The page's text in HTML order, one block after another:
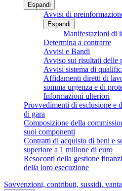
Espandi
Avvisi di
Espandi
Manifestazioni di
Determina a contrarre
Avvisi e Bandi
Avviso sui risultati delle
Avvisi sistema di
Affidamenti diretti di
somma urgenza e di
Informazioni ulteriori
Provvedimenti di esclusione e
di gara
Composizione della
suoi componenti
Contratti di acquisto di beni e
superiore a 1 milione di euro
Resoconti della gestione
della loro esecuzione
Sovvenzioni, contributi, sussidi,